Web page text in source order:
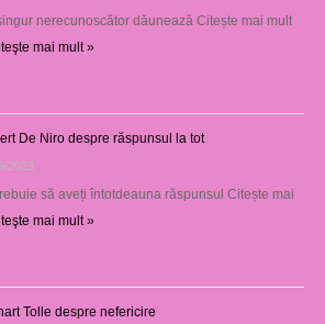
nerecunoscător dăunează Citește mai mult
mai mult »
De Niro despre răspunsul la tot
2023
să aveți întotdeauna răspunsul Citește mai
mai mult »
Tolle despre nefericire